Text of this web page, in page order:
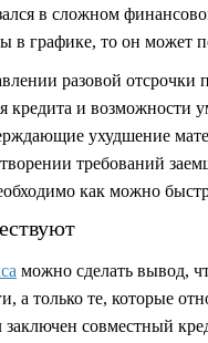
в сложном
в графике, то он может
разовой
кредита и возможности
ухудшение
требований
как можно
можно сделать вывод,
а только те, которые
совместный